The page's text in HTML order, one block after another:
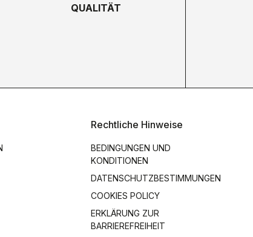
QUALITÄT
Rechtliche Hinweise
BEDINGUNGEN UND
KONDITIONEN
DATENSCHUTZBESTIMMUNGEN
COOKIES POLICY
ERKLÄRUNG ZUR
BARRIEREFREIHEIT